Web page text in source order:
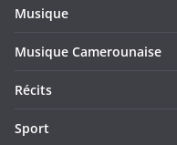
Musique
Musique Camerounaise
Récits
Sport